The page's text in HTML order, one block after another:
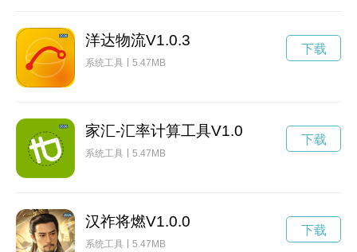
洋达物流V1.0.3
系统工具 5.47MB
下载
家汇-汇率计算工具V1.0
系统工具 5.47MB
下载
汉祚将燃V1.0.0
系统工具 5.47MB
下载